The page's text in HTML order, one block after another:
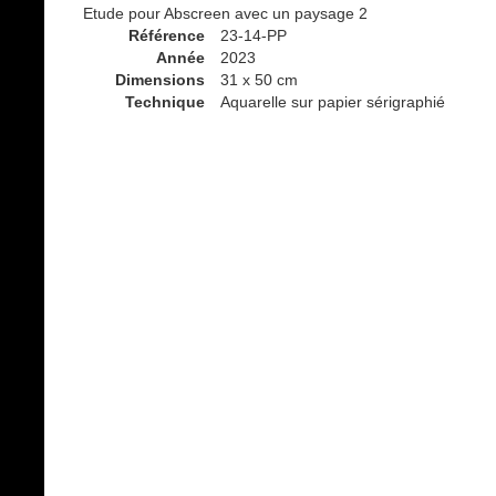
Etude pour Abscreen avec un paysage 2
Référence
23-14-PP
Année
2023
Dimensions
31 x 50 cm
Technique
Aquarelle sur papier sérigraphié